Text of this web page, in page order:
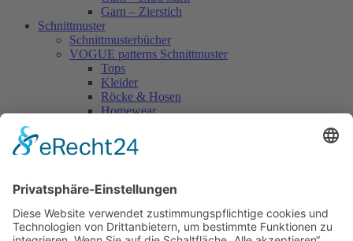
Garn – Zierstich
Schnittmuster
Schnittmusterbücher
VOGUE patterns Schnittmuster
Tops
Kleider
Röcke & Hosen
Homewear
Vogue Vintage
Herren
Accessoires
Einzelschnittmuster Burda
Tops
Kleider